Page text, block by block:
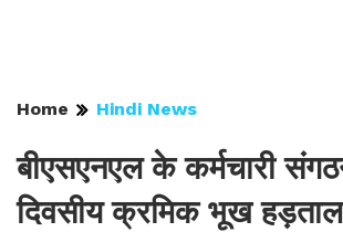
Home Hindi News
बीएसएनएल के कर्मचारी
दिवसीय क्रमिक भूख हड़ताल